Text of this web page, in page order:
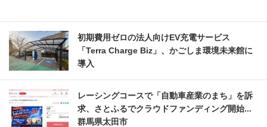
初期費用ゼロの法人向けEV充電サービス
「Terra Charge Biz」、かごしま環境未来館に
導入
レーシングコースで「自動車産業のまち」を訴
求、さとふるでクラウドファンディング開始...
群馬県太田市